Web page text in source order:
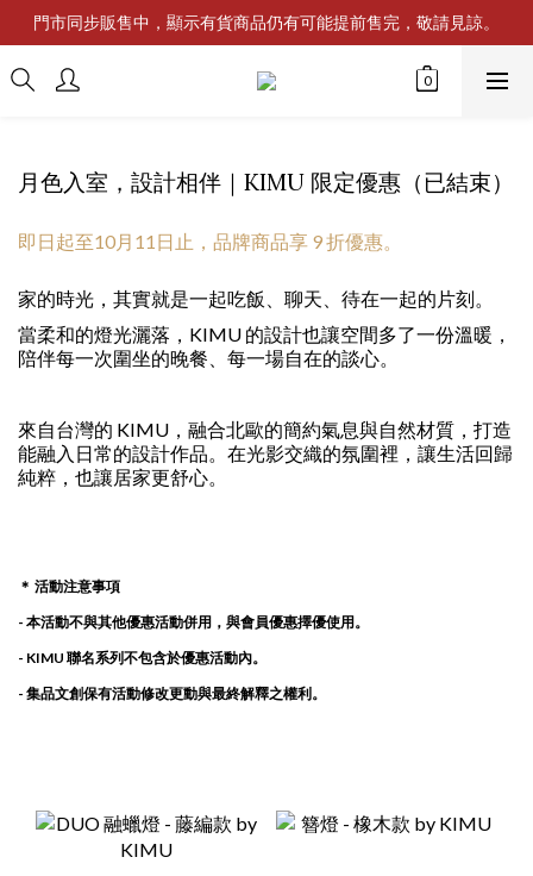
門市同步販售中，顯示有貨商品仍有可能提前售完，敬請見諒。
月色入室，設計相伴｜KIMU 限定優惠（已結束）
即日起至10月11日止，品牌商品享 9 折優惠。
家的時光，其實就是一起吃飯、聊天、待在一起的片刻。
當柔和的燈光灑落，KIMU 的設計也讓空間多了一份溫暖，
陪伴每一次圍坐的晚餐、每一場自在的談心。
來自台灣的 KIMU，融合北歐的簡約氣息與自然材質，打造
能融入日常的設計作品。在光影交織的氛圍裡，讓生活回歸
純粹，也讓居家更舒心。
＊ 活動注意事項
- 本活動不與其他優惠活動併用，與會員優惠擇優使用。
- KIMU 聯名系列不包含於優惠活動內。
- 集品文創保有活動修改更動與最終解釋之權利。